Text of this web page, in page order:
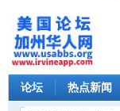
论坛 热点新闻